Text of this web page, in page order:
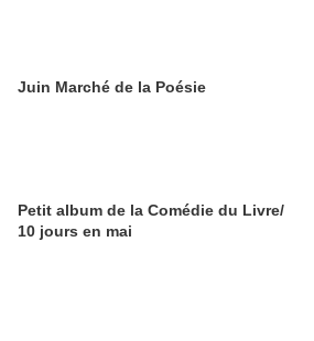
Juin Marché de la Poésie
Petit album de la Comédie du Livre/
10 jours en mai